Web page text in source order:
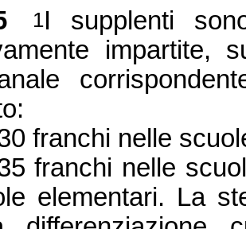
1I supplenti
impartite,
franchi nelle
franchi nelle
elementari. La